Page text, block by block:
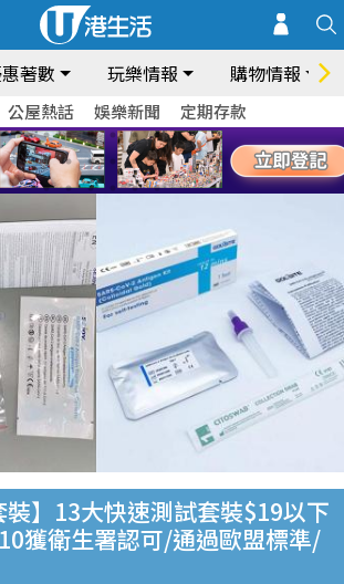
著數 玩樂情報 購物情報
公屋熱話 娛樂新聞 定期存款
裝】13大快速測試套裝$19以下
獲衛生署認可/通過歐盟標準/